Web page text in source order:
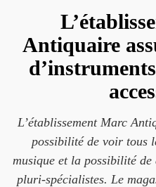
Antiquaire
L’établissement Marc
possibilité de voir tous
musique et la possibilité de
pluri-spécialistes. Le